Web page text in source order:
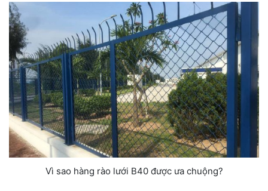
Vì sao hàng rào lưới B40 được ưa chuộng?